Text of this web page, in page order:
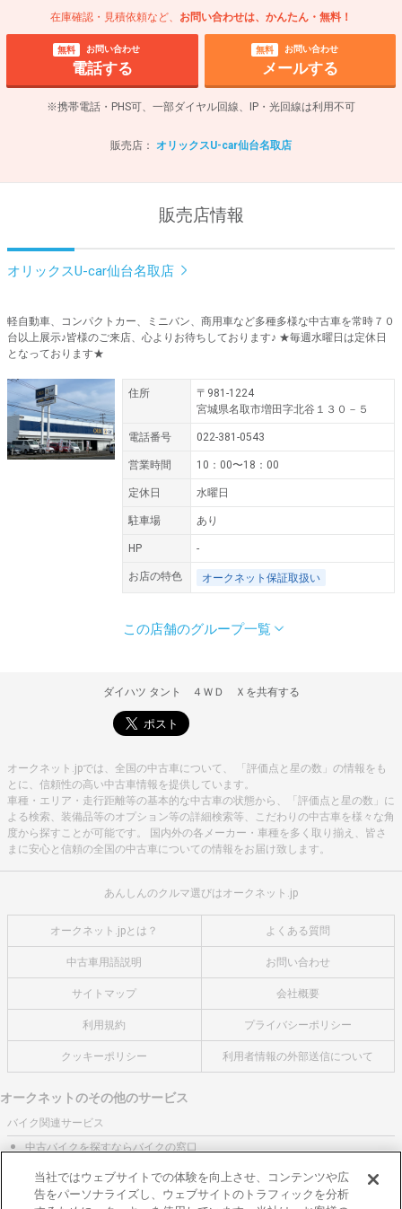
在庫確認・見積依頼など、 お問い合わせは、かんたん・無料！
無料 お問い合わせ
電話する
無料 お問い合わせ
メールする
※携帯電話・PHS可、一部ダイヤル回線、IP・光回線は利用不可
販売店： オリックスU-car仙台名取店
販売店情報
オリックスU-car仙台名取店
軽自動車、コンパクトカー、ミニバン、商用車など多種多様な中古車を常時７０
台以上展示♪皆様のご来店、心よりお待ちしております♪ ★毎週水曜日は定休日
となっております★
住所
〒981-1224
宮城県名取市増田字北谷１３０－５
電話番号 022-381-0543
営業時間 10：00〜18：00
定休日 水曜日
駐車場 あり
HP -
お店の特色 オークネット保証取扱い
この店舗のグループ一覧
ダイハツ タント ４ＷＤ Ｘを共有する
オークネット.jpでは、全国の中古車について、 「評価点と星の数」の情報をも
とに、信頼性の高い中古車情報を提供しています。
車種・エリア・走行距離等の基本的な中古車の状態から、「評価点と星の数」に
よる検索、装備品等のオプション等の詳細検索等、こだわりの中古車を様々な角
度から探すことが可能です。 国内外の各メーカー・車種を多く取り揃え、皆さ
まに安心と信頼の全国の中古車についての情報をお届け致します。
あんしんのクルマ選びはオークネット.jp
オークネット.jpとは？ よくある質問
中古車用語説明 お問い合わせ
サイトマップ 会社概要
利用規約 プライバシーポリシー
クッキーポリシー 利用者情報の外部送信について
オークネットのその他のサービス
バイク関連サービス
中古バイクを探すならバイクの窓口
レンタルバイクに乗るならモトオークレンタルバイク
ブランド関連サービス
当社ではウェブサイトでの体験を向上させ、コンテンツや広
告をパーソナライズし、ウェブサイトのトラフィックを分析